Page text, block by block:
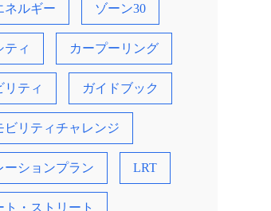
ネルギー ゾーン30
ティ カープーリング
リティ ガイドブック
ビリティチャレンジ
ーションプラン LRT
ト・ストリート